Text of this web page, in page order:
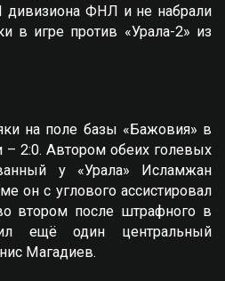
дивизиона ФНЛ и не набрали
в игре против «Урала-2» из
на поле базы «Бажовия» в
– 2:0. Автором обеих голевых
у «Урала» Исламжан
он с углового ассистировал
втором после штрафного в
ещё один центральный
Магадиев.